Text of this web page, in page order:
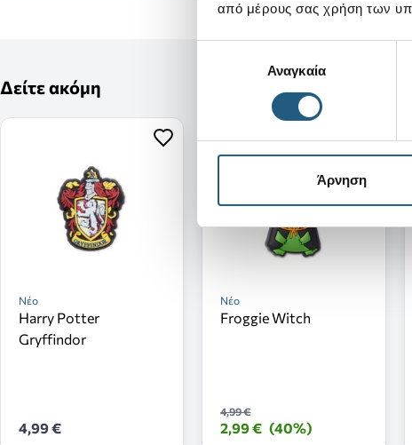
από μέρους σας χρήση των
συγκατάθεσηςΑναγκαία
Άρνηση
Δείτε ακόμη
Νέο
Harry Potter
Gryffindor
4,99 €
Νέο
Froggie Witch
4,99 €
2,99 € (40%)